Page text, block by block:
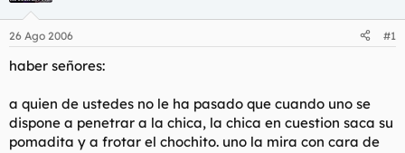
o
r
d
l
e
m
a
n
26 Ago 2006 #1
haber señores:
a quien de ustedes no le ha pasado que cuando uno se
dispone a penetrar a la chica, la chica en cuestion saca su
pomadita y a frotar el chochito. uno la mira con cara de